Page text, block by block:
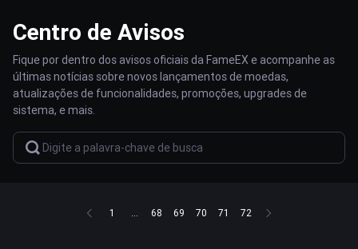
Centro de Avisos
Fique por dentro dos avisos oficiais da FameEX e acompanhe as
últimas notícias sobre novos lançamentos de moedas,
atualizações de funcionalidades, promoções, upgrades de
sistema, e mais.
1 ... 68 69 70 71 72